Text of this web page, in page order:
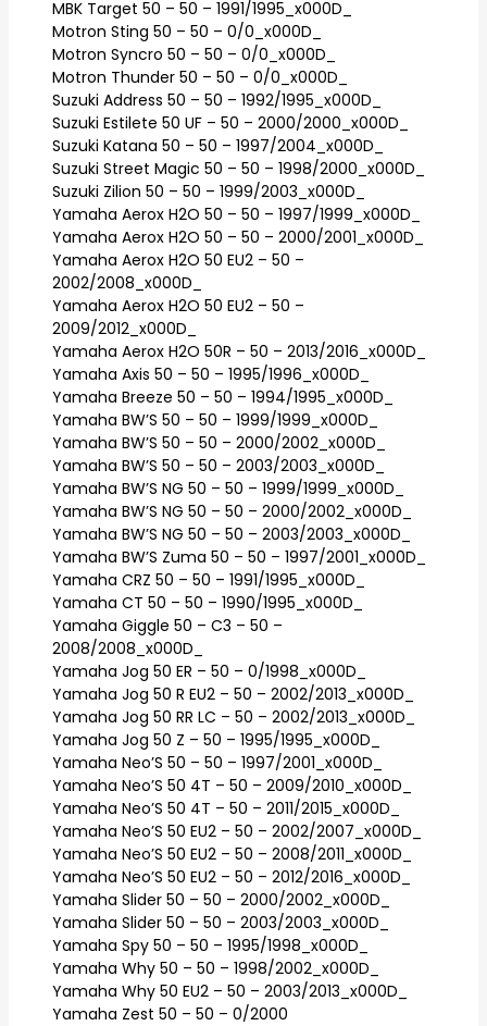
MBK Target 50 – 50 – 1991/1995_x000D_
Motron Sting 50 – 50 – 0/0_x000D_
Motron Syncro 50 – 50 – 0/0_x000D_
Motron Thunder 50 – 50 – 0/0_x000D_
Suzuki Address 50 – 50 – 1992/1995_x000D_
Suzuki Estilete 50 UF – 50 – 2000/2000_x000D_
Suzuki Katana 50 – 50 – 1997/2004_x000D_
Suzuki Street Magic 50 – 50 – 1998/2000_x000D_
Suzuki Zilion 50 – 50 – 1999/2003_x000D_
Yamaha Aerox H2O 50 – 50 – 1997/1999_x000D_
Yamaha Aerox H2O 50 – 50 – 2000/2001_x000D_
Yamaha Aerox H2O 50 EU2 – 50 –
2002/2008_x000D_
Yamaha Aerox H2O 50 EU2 – 50 –
2009/2012_x000D_
Yamaha Aerox H2O 50R – 50 – 2013/2016_x000D_
Yamaha Axis 50 – 50 – 1995/1996_x000D_
Yamaha Breeze 50 – 50 – 1994/1995_x000D_
Yamaha BW’S 50 – 50 – 1999/1999_x000D_
Yamaha BW’S 50 – 50 – 2000/2002_x000D_
Yamaha BW’S 50 – 50 – 2003/2003_x000D_
Yamaha BW’S NG 50 – 50 – 1999/1999_x000D_
Yamaha BW’S NG 50 – 50 – 2000/2002_x000D_
Yamaha BW’S NG 50 – 50 – 2003/2003_x000D_
Yamaha BW’S Zuma 50 – 50 – 1997/2001_x000D_
Yamaha CRZ 50 – 50 – 1991/1995_x000D_
Yamaha CT 50 – 50 – 1990/1995_x000D_
Yamaha Giggle 50 – C3 – 50 –
2008/2008_x000D_
Yamaha Jog 50 ER – 50 – 0/1998_x000D_
Yamaha Jog 50 R EU2 – 50 – 2002/2013_x000D_
Yamaha Jog 50 RR LC – 50 – 2002/2013_x000D_
Yamaha Jog 50 Z – 50 – 1995/1995_x000D_
Yamaha Neo’S 50 – 50 – 1997/2001_x000D_
Yamaha Neo’S 50 4T – 50 – 2009/2010_x000D_
Yamaha Neo’S 50 4T – 50 – 2011/2015_x000D_
Yamaha Neo’S 50 EU2 – 50 – 2002/2007_x000D_
Yamaha Neo’S 50 EU2 – 50 – 2008/2011_x000D_
Yamaha Neo’S 50 EU2 – 50 – 2012/2016_x000D_
Yamaha Slider 50 – 50 – 2000/2002_x000D_
Yamaha Slider 50 – 50 – 2003/2003_x000D_
Yamaha Spy 50 – 50 – 1995/1998_x000D_
Yamaha Why 50 – 50 – 1998/2002_x000D_
Yamaha Why 50 EU2 – 50 – 2003/2013_x000D_
Yamaha Zest 50 – 50 – 0/2000